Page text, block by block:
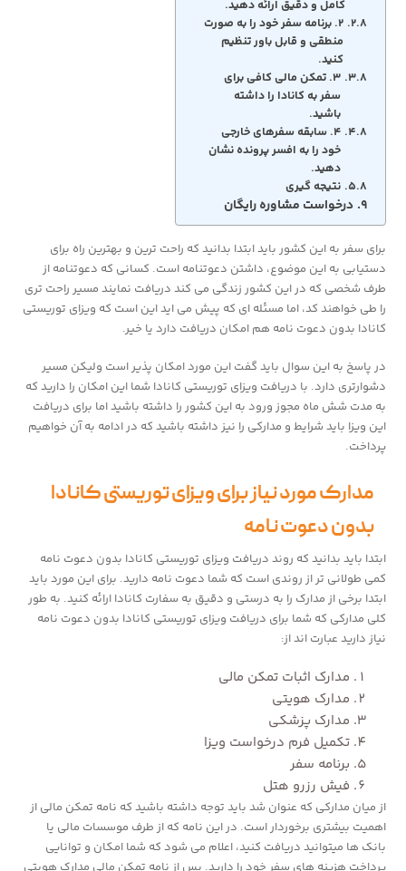
کامل و دقیق ارائه دهید.
۲. برنامه سفر خود را به صورت
منطقی و قابل باور تنظیم
کنید.
۳. تمکن مالی کافی برای
سفر به کانادا را داشته
باشید.
۴. سابقه سفرهای خارجی
خود را به افسر پرونده نشان
دهید.
نتیجه گیری
درخواست مشاوره رایگان
برای سفر به این کشور باید ابتدا بدانید که راحت ترین و بهترین راه برای
دستیابی به این موضوع، داشتن دعوتنامه است. کسانی که دعوتنامه از
طرف شخصی که در این کشور زندگی می کند دریافت نمایند مسیر راحت تری
را طی خواهند کد، اما مسئله ای که پیش می اید این است که ویزای توریستی
کانادا بدون دعوت نامه هم امکان دریافت دارد یا خیر.
در پاسخ به این سوال باید گفت این مورد امکان پذیر است ولیکن مسیر
دشوارتری دارد. با دریافت ویزای توریستی کانادا شما این امکان را دارید که
به مدت شش ماه مجوز ورود به این کشور را داشته باشید اما برای دریافت
این ویزا باید شرایط و مدارکی را نیز داشته باشید که در ادامه به آن خواهیم
پرداخت.
مدارک مورد نیاز برای ویزای توریستی کانادا
بدون دعوت نامه
ابتدا باید بدانید که روند دریافت ویزای توریستی کانادا بدون دعوت نامه
کمی طولانی تر از روندی است که شما دعوت نامه دارید. برای این مورد باید
ابتدا برخی از مدارک را به درستی و دقیق به سفارت کانادا ارائه کنید. به طور
کلی مدارکی که شما برای دریافت ویزای توریستی کانادا بدون دعوت نامه
نیاز دارید عبارت اند از:
مدارک اثبات تمکن مالی
مدارک هویتی
مدارک پزشکی
تکمیل فرم درخواست ویزا
برنامه سفر
فیش رزرو هتل
از میان مدارکی که عنوان شد باید توجه داشته باشید که نامه تمکن مالی از
اهمیت بیشتری برخوردار است. در این نامه که از طرف موسسات مالی یا
بانک ها میتوانید دریافت کنید، اعلام می شود که شما امکان و توانایی
پرداخت هزینه های سفر خود را دارید. پس از نامه تمکن مالی مدارک هویتی